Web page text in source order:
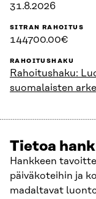
31.8.2026
SITRAN RAHOITUS
144700.00€
RAHOITUSHAKU
Rahoitushaku:
suomalaisten
Tietoa
Hankkeen
päiväkoteihin ja
madaltavat